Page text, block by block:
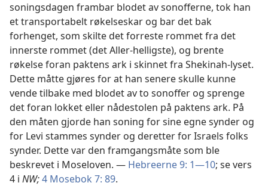
soningsdagen frambar blodet av sonofferne, tok han
et transportabelt røkelseskar og bar det bak
forhenget, som skilte det forreste rommet fra det
innerste rommet (det Aller-helligste), og brente
røkelse foran paktens ark i skinnet fra Shekinah-lyset.
Dette måtte gjøres for at han senere skulle kunne
vende tilbake med blodet av to sonoffer og sprenge
det foran lokket eller nådestolen på paktens ark. På
den måten gjorde han soning for sine egne synder og
for Levi stammes synder og deretter for Israels folks
synder. Dette var den framgangsmåte som ble
beskrevet i Moseloven. — Hebreerne 9: 1—10; se vers
4 i NW;4 Mosebok 7: 89.